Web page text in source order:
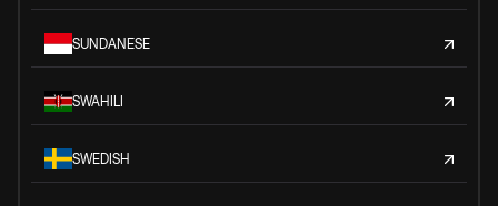
SUNDANESE
SWAHILI
SWEDISH